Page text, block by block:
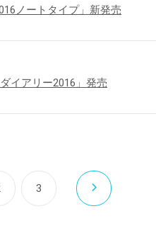
ノートタイプ」新発売
イアリー2016」発売
3